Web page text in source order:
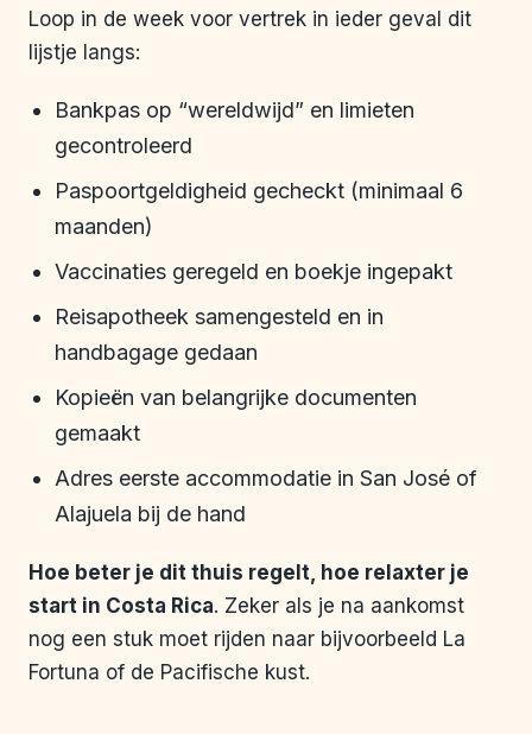
Loop in de week voor vertrek in ieder geval dit
lijstje langs:
Bankpas op “wereldwijd” en limieten
gecontroleerd
Paspoortgeldigheid gecheckt (minimaal 6
maanden)
Vaccinaties geregeld en boekje ingepakt
Reisapotheek samengesteld en in
handbagage gedaan
Kopieën van belangrijke documenten
gemaakt
Adres eerste accommodatie in San José of
Alajuela bij de hand
Hoe beter je dit thuis regelt, hoe relaxter je
start in Costa Rica. Zeker als je na aankomst
nog een stuk moet rijden naar bijvoorbeeld La
Fortuna of de Pacifische kust.